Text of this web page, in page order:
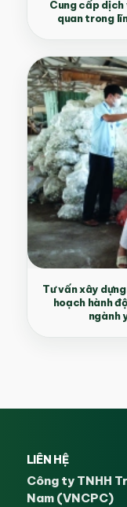
Cung cấp dịch
quan trong
Tư vấn xây
hoạch hành
ngành
LIÊN HỆ
Công ty TNHH
Nam (VNCPC)